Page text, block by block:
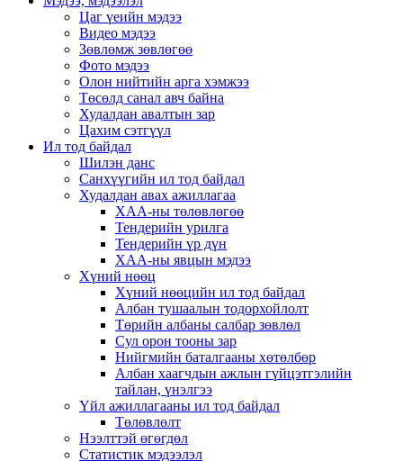
Цаг үеийн мэдээ
Видео мэдээ
Зөвлөмж зөвлөгөө
Фото мэдээ
Олон нийтийн арга хэмжээ
Төсөлд санал авч байна
Худалдан авалтын зар
Цахим сэтгүүл
Ил тод байдал
Шилэн данс
Санхүүгийн ил тод байдал
Худалдан авах ажиллагаа
ХАА-ны төлөвлөгөө
Тендерийн урилга
Тендерийн үр дүн
ХАА-ны явцын мэдээ
Хүний нөөц
Хүний нөөцийн ил тод байдал
Албан тушаалын тодорхойлолт
Төрийн албаны салбар зөвлөл
Сул орон тооны зар
Нийгмийн баталгааны хөтөлбөр
Албан хаагчдын ажлын гүйцэтгэлийн
тайлан, үнэлгээ
Үйл ажиллагааны ил тод байдал
Төлөвлөлт
Нээлттэй өгөгдөл
Статистик мэдээлэл